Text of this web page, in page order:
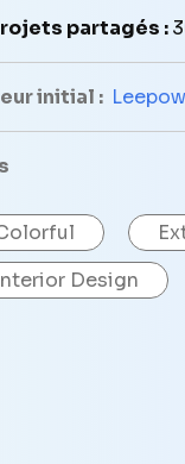
partagés :
initial :
Design